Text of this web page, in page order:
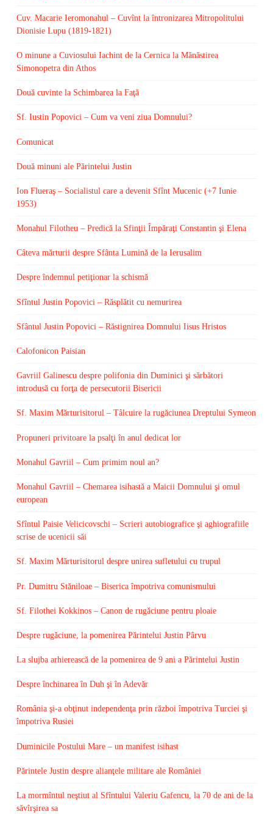
Cuv. Macarie Ieromonahul – Cuvînt la întronizarea Mitropolitului
Dionisie Lupu (1819-1821)
O minune a Cuviosului Iachint de la Cernica la Mănăstirea
Simonopetra din Athos
Două cuvinte la Schimbarea la Faţă
Sf. Iustin Popovici – Cum va veni ziua Domnului?
Comunicat
Două minuni ale Părintelui Justin
Ion Flueraş – Socialistul care a devenit Sfînt Mucenic (+7 Iunie
1953)
Monahul Filotheu – Predică la Sfinţii Împăraţi Constantin şi Elena
Câteva mărturii despre Sfânta Lumină de la Ierusalim
Despre îndemnul petiţionar la schismă
Sfîntul Justin Popovici – Răsplătit cu nemurirea
Sfântul Justin Popovici – Răstignirea Domnului Iisus Hristos
Calofonicon Paisian
Gavriil Galinescu despre polifonia din Duminici şi sărbători
introdusă cu forţa de persecutorii Bisericii
Sf. Maxim Mărturisitorul – Tâlcuire la rugăciunea Dreptului Symeon
Propuneri privitoare la psalţi în anul dedicat lor
Monahul Gavriil – Cum primim noul an?
Monahul Gavriil – Chemarea isihastă a Maicii Domnului şi omul
european
Sfîntul Paisie Velicicovschi – Scrieri autobiografice şi aghiografiile
scrise de ucenicii săi
Sf. Maxim Mărturisitorul despre unirea sufletului cu trupul
Pr. Dumitru Stăniloae – Biserica împotriva comunismului
Sf. Filothei Kokkinos – Canon de rugăciune pentru ploaie
Despre rugăciune, la pomenirea Părintelui Justin Pârvu
La slujba arhierească de la pomenirea de 9 ani a Părintelui Justin
Despre închinarea în Duh şi în Adevăr
România şi-a obţinut independenţa prin război împotriva Turciei şi
împotriva Rusiei
Duminicile Postului Mare – un manifest isihast
Părintele Justin despre alianţele militare ale României
La mormîntul neştiut al Sfîntului Valeriu Gafencu, la 70 de ani de la
săvîrşirea sa